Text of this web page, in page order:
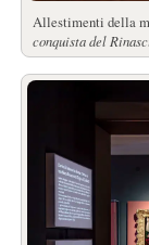
Allestimenti della
conquista del